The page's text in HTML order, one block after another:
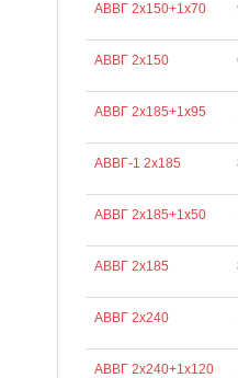
АВВГ 2х150+1х70
АВВГ 2х150
АВВГ 2х185+1х95
АВВГ-1 2х185
АВВГ 2х185+1х50
АВВГ 2х185
АВВГ 2х240
АВВГ 2х240+1х120